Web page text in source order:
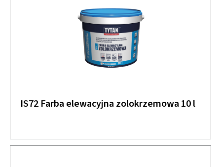
IS72 Farba elewacyjna zolokrzemowa 10 l